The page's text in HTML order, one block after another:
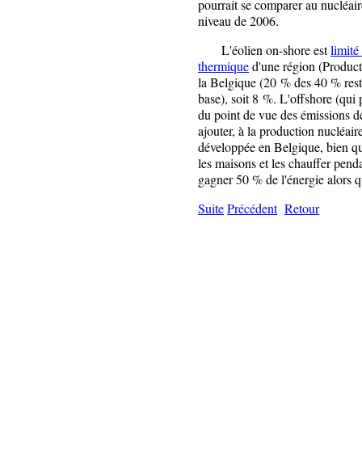
pourrait se comparer au
niveau de 2006.
L'éolien on-shore estlimité
thermiqued'une région
la Belgique (20 % des 40 %
base), soit 8 %. L'offshore (qui
du point de vue des émissions
ajouter, à la production
développée en Belgique, bien
les maisons et les chauffer
gagner 50 % de l'énergie alors
SuitePrécédent Retour